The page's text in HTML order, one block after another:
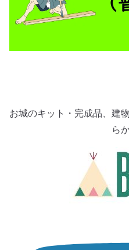
お城のキット・完成品、建
ら